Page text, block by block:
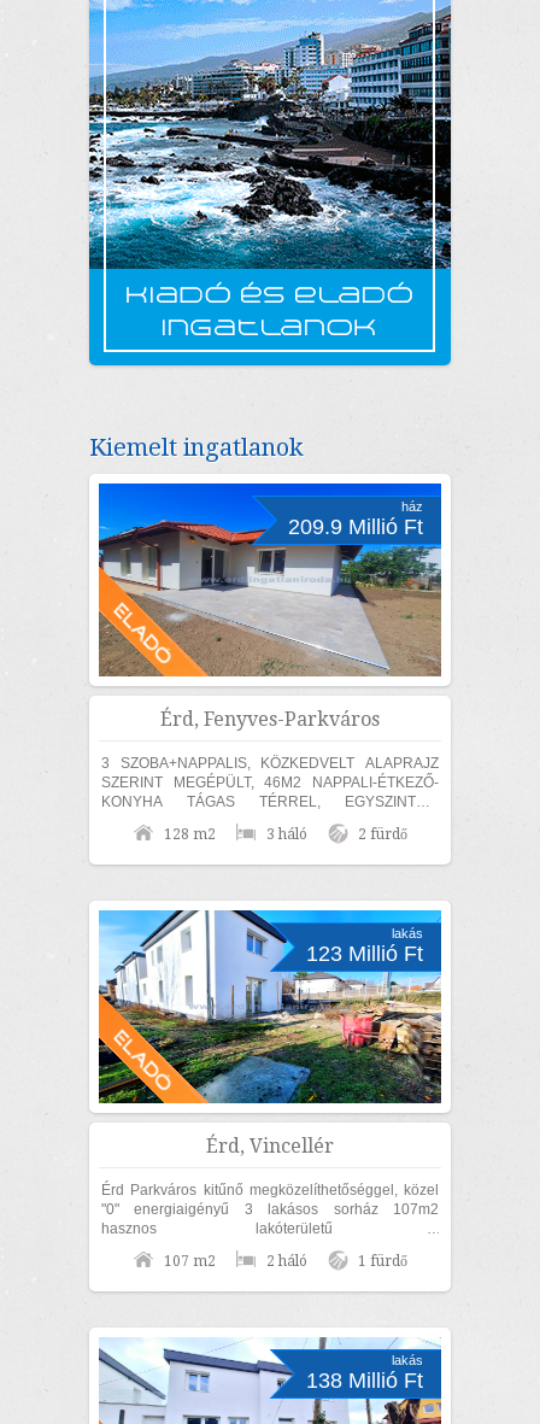
Kiemelt ingatlanok
ház
209.9 Millió Ft
Érd, Fenyves-Parkváros
3 SZOBA+NAPPALIS, KÖZKEDVELT ALAPRAJZ
SZERINT MEGÉPÜLT, 46M2 NAPPALI-ÉTKEZŐ-
KONYHA TÁGAS TÉRREL, EGYSZINTES,
MEDITERRÁN CSALÁDI HÁZ ELADÓ! Érden, a
Fenyves Parkvárosi részen 840m2...
128 m2 3 háló 2 fürdő
lakás
123 Millió Ft
Érd, Vincellér
Érd Parkváros kitűnő megközelíthetőséggel, közel
"0" energiaigényű 3 lakásos sorház 107m2
hasznos lakóterületű 2
szoba+nappalis+GARÁZSOS, belső kétszintes,
KÜLÖN UTCAFRONTI...
107 m2 2 háló 1 fürdő
lakás
138 Millió Ft